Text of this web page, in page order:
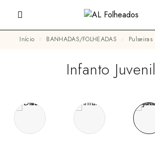
Início BANHADAS/FOLHEADAS Pulseiras
Infanto Juvenil